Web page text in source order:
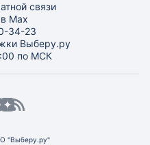
связи
Max
34-23
Выберу.ру
по МСК
"Выберу.ру"